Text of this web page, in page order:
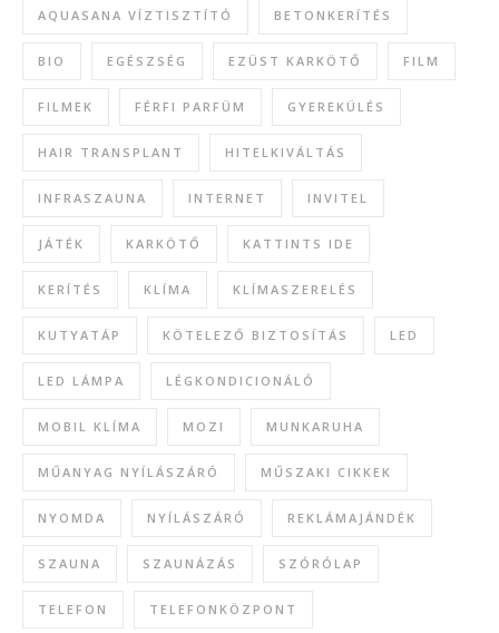
AQUASANA VÍZTISZTÍTÓ BETONKERÍTÉS
BIO EGÉSZSÉG EZÜST KARKÖTŐ FILM
FILMEK FÉRFI PARFÜM GYEREKÜLÉS
HAIR TRANSPLANT HITELKIVÁLTÁS
INFRASZAUNA INTERNET INVITEL
JÁTÉK KARKÖTŐ KATTINTS IDE
KERÍTÉS KLÍMA KLÍMASZERELÉS
KUTYATÁP KÖTELEZŐ BIZTOSÍTÁS LED
LED LÁMPA LÉGKONDICIONÁLÓ
MOBIL KLÍMA MOZI MUNKARUHA
MŰANYAG NYÍLÁSZÁRÓ MŰSZAKI CIKKEK
NYOMDA NYÍLÁSZÁRÓ REKLÁMAJÁNDÉK
SZAUNA SZAUNÁZÁS SZÓRÓLAP
TELEFON TELEFONKÖZPONT